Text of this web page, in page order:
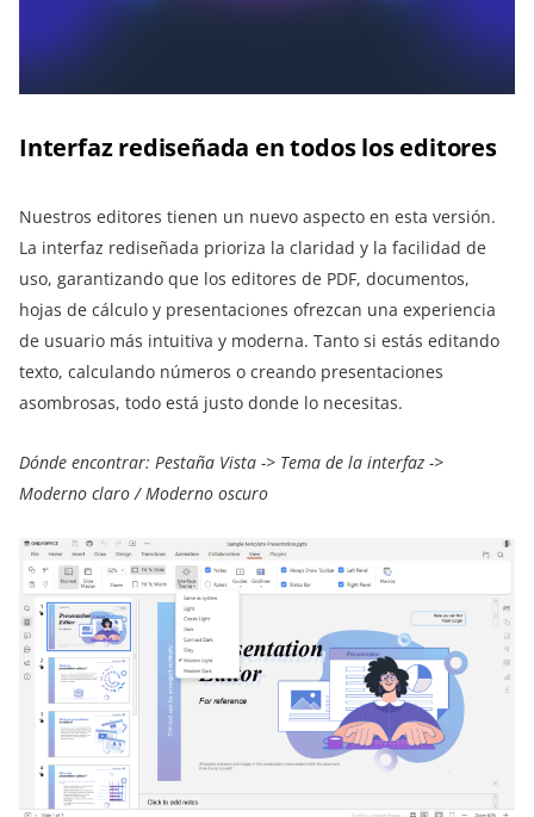
Interfaz rediseñada en todos los editores
Nuestros editores tienen un nuevo aspecto en esta versión.
La interfaz rediseñada prioriza la claridad y la facilidad de
uso, garantizando que los editores de PDF, documentos,
hojas de cálculo y presentaciones ofrezcan una experiencia
de usuario más intuitiva y moderna. Tanto si estás editando
texto, calculando números o creando presentaciones
asombrosas, todo está justo donde lo necesitas.
Dónde encontrar: Pestaña Vista -> Tema de la interfaz ->
Moderno claro / Moderno oscuro